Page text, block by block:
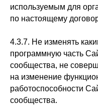
используемым для
по настоящему
4.3.7. Не изменять
программную часть
сообщества, не
на изменение
работоспособности
сообщества.